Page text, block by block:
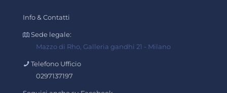
Info & Contatti
Sede legale:
Mazzo di Rho, Galleria gandhi 21 - Milano
Telefono Ufficio
0297137197